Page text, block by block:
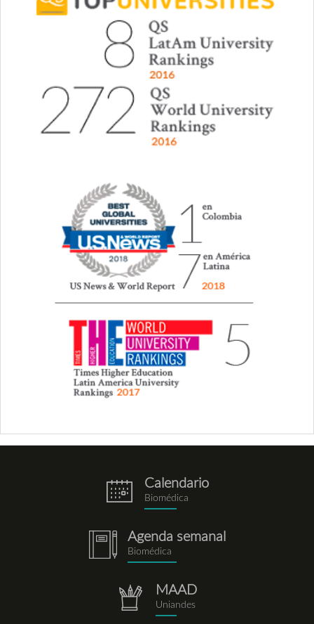
Historia IBIO
¡Descubre la Ingeniería Biomédica
en Uniandes!
eventos.png
Calendario
Biomédica
notebook.png
Agenda semanal
Biomédica
repositorio.png
MAAD
Uniandes